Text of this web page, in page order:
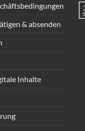
& absenden
Inhalte